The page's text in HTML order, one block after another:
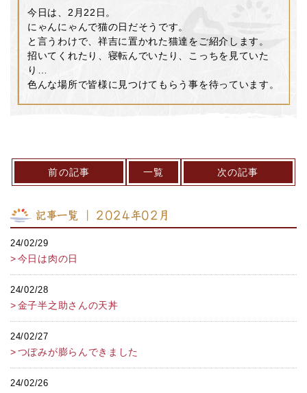
今日は、2月22日。
にゃんにゃんで猫の日だそうです。
と言うわけで、祥吉に置かれた猫達をご紹介します。
招いてくれたり、寝転んでいたり、こっちを見ていた
り…
色んな場所で皆様に見つけてもらう事を待っています。
前の記事 一覧 次の記事
記事一覧 ｜ 2024年02月
24/02/29
今日は肉の日
24/02/28
金子半之助さんの天丼
24/02/27
つぼみが膨らんできました
24/02/26